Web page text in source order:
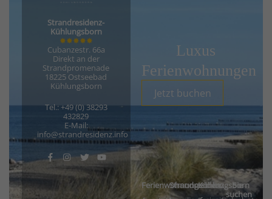
Strandresidenz-
Kühlungsborn
✸✸✸✸✸
Cubanzestr. 66a
Direkt an der
Strandpromenade
18225 Ostseebad
Kühlungsborn
Tel.: +49 (0) 38293
432829
E-Mail:
info@strandresidenz.info
Luxus
Ferienwohnungen
Jetzt buchen
Ferienwohnungen
StrandresidenzKühlungsborn
Sie
suchen